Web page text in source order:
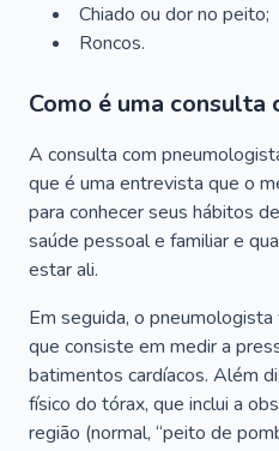
Chiado ou dor no peito;
Roncos.
Como é uma
A consulta com
que é uma entrevista que o
para conhecer seus hábitos
saúde pessoal e familiar e
estar ali.
Em seguida, o pneumologista
que consiste em medir a
batimentos cardíacos. Além
físico do tórax, que inclui a
região (normal, “peito de